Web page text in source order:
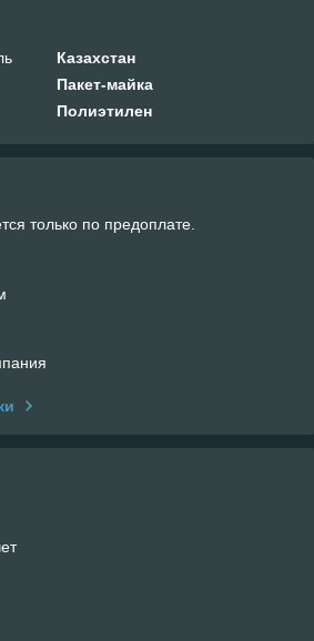
Казахстан
Пакет-майка
Полиэтилен
только по предоплате.